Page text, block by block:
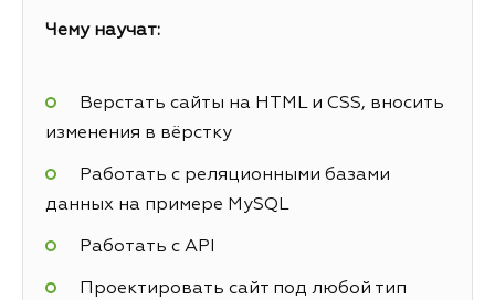
Чему научат:
Верстать сайты на HTML и CSS, вносить
изменения в вёрстку
Работать с реляционными базами
данных на примере MySQL
Работать с API
Проектировать сайт под любой тип